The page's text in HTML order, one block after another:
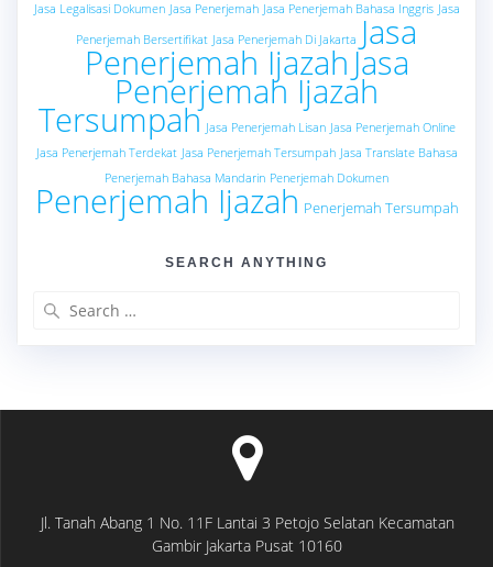
Jasa Legalisasi Dokumen Jasa Penerjemah Jasa Penerjemah Bahasa Inggris Jasa
Penerjemah Bersertifikat Jasa Penerjemah Di Jakarta Jasa
Penerjemah Ijazah Jasa
Penerjemah Ijazah
Tersumpah Jasa Penerjemah Lisan Jasa Penerjemah Online
Jasa Penerjemah Terdekat Jasa Penerjemah Tersumpah Jasa Translate Bahasa
Penerjemah Bahasa Mandarin Penerjemah Dokumen
Penerjemah Ijazah Penerjemah Tersumpah
SEARCH ANYTHING
Jl. Tanah Abang 1 No. 11F Lantai 3 Petojo Selatan Kecamatan
Gambir Jakarta Pusat 10160